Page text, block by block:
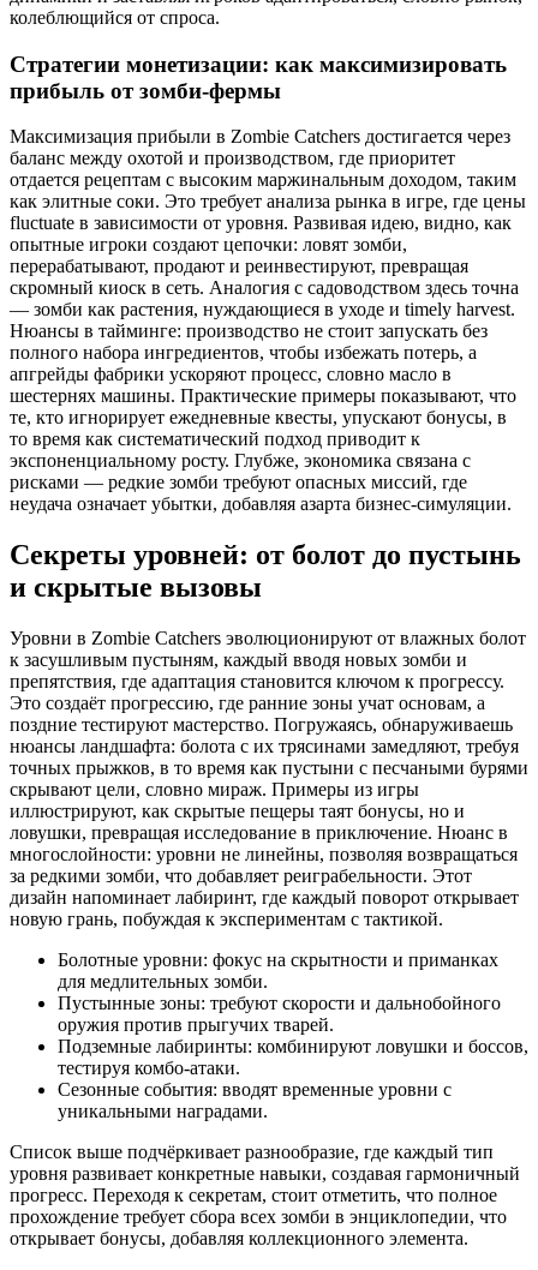
колеблющийся от спроса.
Стратегии монетизации: как максимизировать
прибыль от зомби-фермы
Максимизация прибыли в Zombie Catchers достигается через
баланс между охотой и производством, где приоритет
отдается рецептам с высоким маржинальным доходом, таким
как элитные соки. Это требует анализа рынка в игре, где цены
fluctuate в зависимости от уровня. Развивая идею, видно, как
опытные игроки создают цепочки: ловят зомби,
перерабатывают, продают и реинвестируют, превращая
скромный киоск в сеть. Аналогия с садоводством здесь точна
— зомби как растения, нуждающиеся в уходе и timely harvest.
Нюансы в тайминге: производство не стоит запускать без
полного набора ингредиентов, чтобы избежать потерь, а
апгрейды фабрики ускоряют процесс, словно масло в
шестернях машины. Практические примеры показывают, что
те, кто игнорирует ежедневные квесты, упускают бонусы, в
то время как систематический подход приводит к
экспоненциальному росту. Глубже, экономика связана с
рисками — редкие зомби требуют опасных миссий, где
неудача означает убытки, добавляя азарта бизнес-симуляции.
Секреты уровней: от болот до пустынь
и скрытые вызовы
Уровни в Zombie Catchers эволюционируют от влажных болот
к засушливым пустыням, каждый вводя новых зомби и
препятствия, где адаптация становится ключом к прогрессу.
Это создаёт прогрессию, где ранние зоны учат основам, а
поздние тестируют мастерство. Погружаясь, обнаруживаешь
нюансы ландшафта: болота с их трясинами замедляют, требуя
точных прыжков, в то время как пустыни с песчаными бурями
скрывают цели, словно мираж. Примеры из игры
иллюстрируют, как скрытые пещеры таят бонусы, но и
ловушки, превращая исследование в приключение. Нюанс в
многослойности: уровни не линейны, позволяя возвращаться
за редкими зомби, что добавляет реиграбельности. Этот
дизайн напоминает лабиринт, где каждый поворот открывает
новую грань, побуждая к экспериментам с тактикой.
Болотные уровни: фокус на скрытности и приманках
для медлительных зомби.
Пустынные зоны: требуют скорости и дальнобойного
оружия против прыгучих тварей.
Подземные лабиринты: комбинируют ловушки и боссов,
тестируя комбо-атаки.
Сезонные события: вводят временные уровни с
уникальными наградами.
Список выше подчёркивает разнообразие, где каждый тип
уровня развивает конкретные навыки, создавая гармоничный
прогресс. Переходя к секретам, стоит отметить, что полное
прохождение требует сбора всех зомби в энциклопедии, что
открывает бонусы, добавляя коллекционного элемента.